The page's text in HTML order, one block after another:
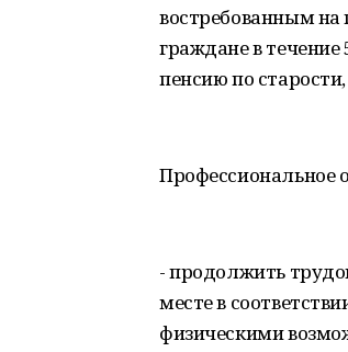
востребованным на
граждане в
пенсию по
Профессиональное
- продолжить
месте в
физическими